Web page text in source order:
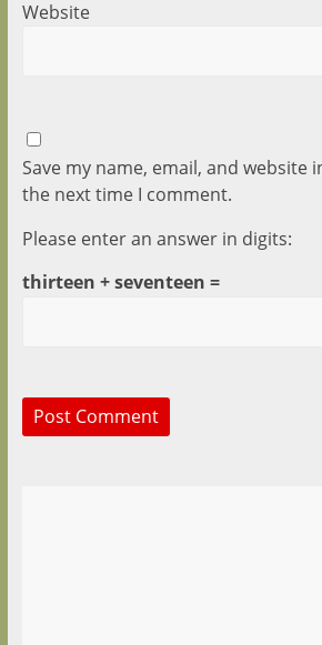
Website
Save my name, email, and website
the next time I comment.
Please enter an answer in digits:
thirteen + seventeen =